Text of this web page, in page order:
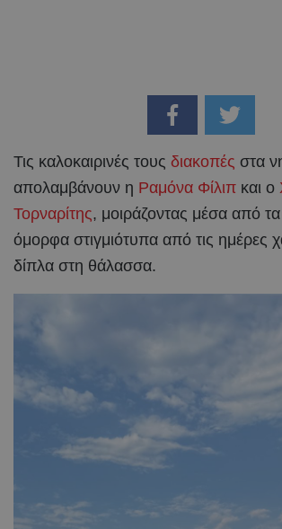
Τις καλοκαιρινές τους διακοπές στα
απολαμβάνουν η Ραμόνα Φίλιπ και ο
Τορναρίτης, μοιράζοντας μέσα από
όμορφα στιγμιότυπα από τις ημέρες
δίπλα στη θάλασσα.